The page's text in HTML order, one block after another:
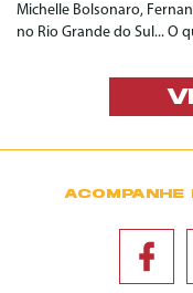
Michelle Bolsonaro,
no Rio Grande do Sul... O